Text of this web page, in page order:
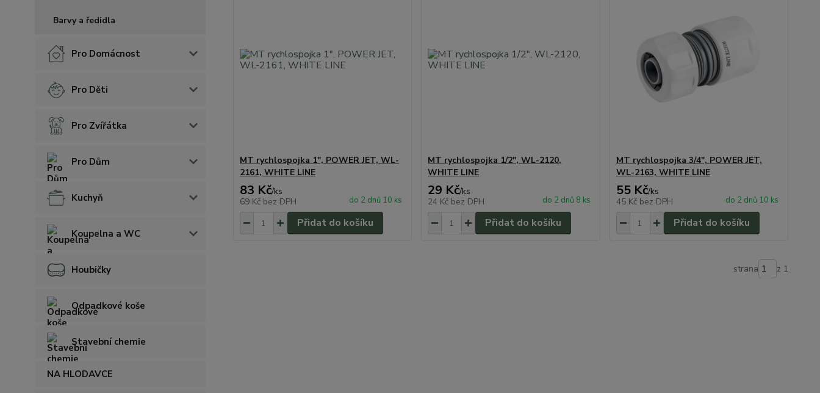
Barvy a ředidla
Pro Domácnost
Pro Děti
Pro Zvířátka
Pro Dům
Kuchyň
Koupelna a WC
Houbičky
Odpadkové koše
Stavební chemie
NA HLODAVCE
MT rychlospojka 1", POWER JET, WL-
2161, WHITE LINE
83 Kč/ks
69 Kč bez DPH do 2 dnů 10 ks
Přidat do košíku
MT rychlospojka 1/2", WL-2120,
WHITE LINE
29 Kč/ks
24 Kč bez DPH do 2 dnů 8 ks
Přidat do košíku
MT rychlospojka 3/4", POWER JET,
WL-2163, WHITE LINE
55 Kč/ks
45 Kč bez DPH do 2 dnů 10 ks
Přidat do košíku
strana z 1